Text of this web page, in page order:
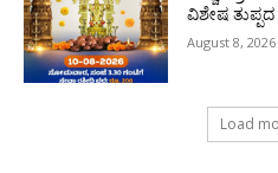
ವಿಶೇಷ
August 8, 2026
Load